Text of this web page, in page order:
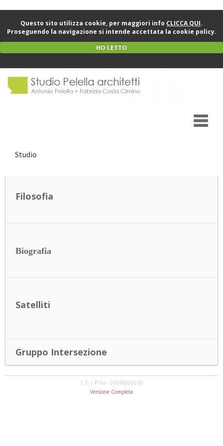
Questo sito utilizza cookie, per maggiori info CLICCA QUI.
Proseguendo la navigazione si intende accettata la cookie policy.
HO LETTO
Studio
Filosofia
Biografia
Satelliti
Gruppo Intersezione
C.F. / P.Iva: 07849000638
Versione Completa